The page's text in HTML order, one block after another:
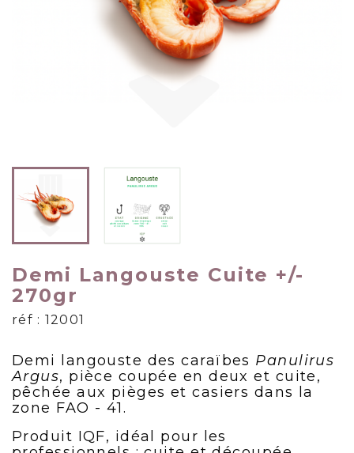
Demi Langouste Cuite +/-
270gr
réf : 12001
Demi langouste des caraïbes Panulirus
Argus, pièce coupée en deux et cuite,
pêchée aux pièges et casiers dans la
zone FAO - 41.
Produit IQF, idéal pour les